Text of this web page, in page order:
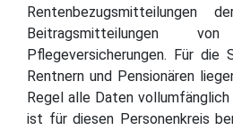
Rentenbezugsmitteilungen
Beitragsmitteilungen
Pflegeversicherungen. Für die
Rentnern und Pensionären
Regel alle Daten vollumfänglich
ist für diesen Personenkreis